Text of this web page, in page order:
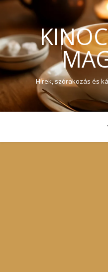
Hírek, szórakozás és